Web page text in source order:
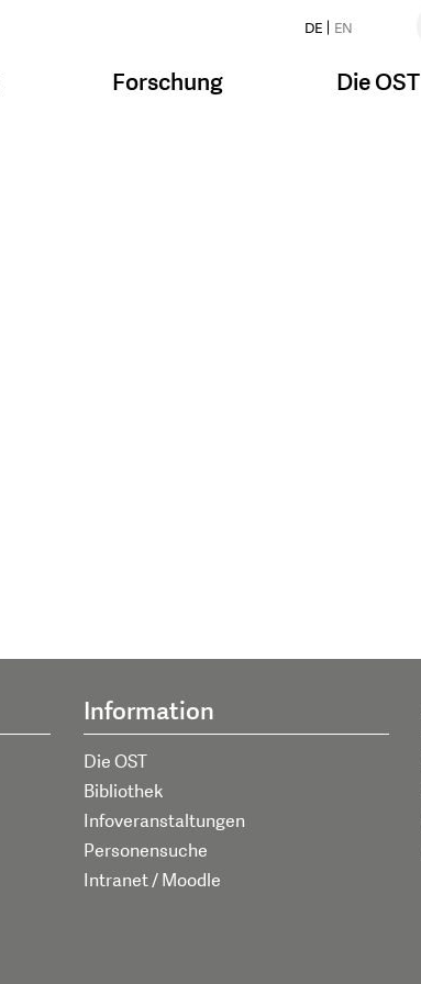
DE EN
Forschung Die OST
Information
Die OST
Bibliothek
Infoveranstaltungen
Personensuche
Intranet / Moodle